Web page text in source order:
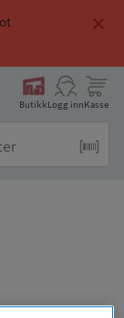
ButikkLogg innKasse